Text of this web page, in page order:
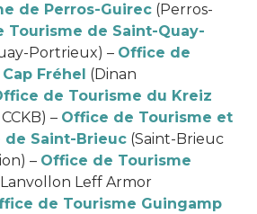
de Perros-Guirec (Perros-
Tourisme de Saint-Quay-
Portrieux) – Office de
Fréhel (Dinan
de Tourisme du Kreiz
– Office de Tourisme et
de Saint-Brieuc (Saint-Brieuc
– Office de Tourisme
Leff Armor
de Tourisme Guingamp